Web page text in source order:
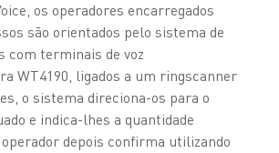
os operadores encarregados
são orientados pelo sistema de
com terminais de voz
WT4190, ligados a um ringscanner
o sistema direciona-os para o
e indica-lhes a quantidade
depois confirma utilizando